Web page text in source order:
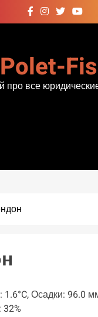
Polet-
про все
1.6°C, Осадки: 96.0